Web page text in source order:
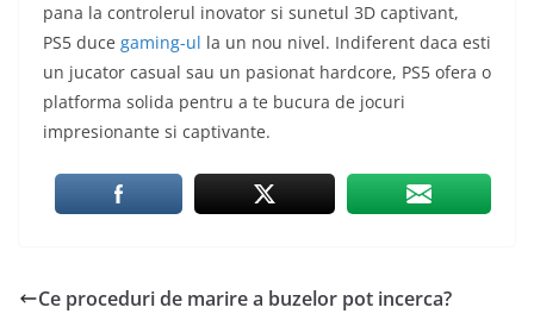
pana la controlerul inovator si sunetul 3D captivant,
PS5 duce gaming-ul la un nou nivel. Indiferent daca esti
un jucator casual sau un pasionat hardcore, PS5 ofera o
platforma solida pentru a te bucura de jocuri
impresionante si captivante.
Ce proceduri de marire a buzelor pot incerca?